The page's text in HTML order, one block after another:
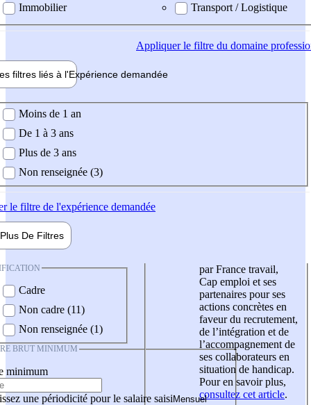
Immobilier
Transport / Logistique
Appliquerle filtre du domaine
filtres liés à l'Expérience demandée
demandée
Moins de 1 an
De 1 à 3 ans
Plus de 3 ans
Non renseignée (3)
le filtre de l'expérience demandée
Plus De Filtres
Cadre
Non cadre (11)
Non renseignée (1)
BRUT MINIMUM
minimum
une périodicité pour le salaire saisi
par France travail,
Cap emploi et ses
partenaires pour ses
actions concrètes en
faveur du recrutement,
de l’intégration et de
l’accompagnement de
ses collaborateurs en
situation de handicap.
Pour en savoir plus,
consultez cet article.